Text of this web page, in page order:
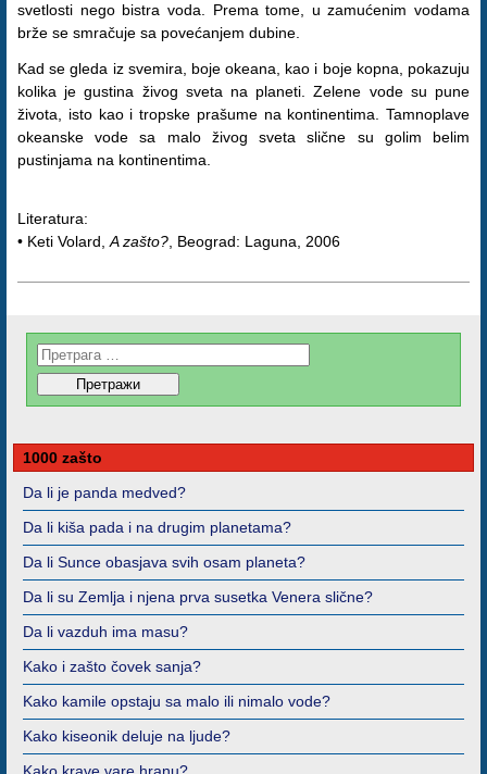
svetlosti nego bistra voda. Prema tome, u zamućenim vodama
brže se smračuje sa povećanjem dubine.
Kad se gleda iz svemira, boje okeana, kao i boje kopna, pokazuju
kolika je gustina živog sveta na planeti. Zelene vode su pune
života, isto kao i tropske prašume na kontinentima. Tamnoplave
okeanske vode sa malo živog sveta slične su golim belim
pustinjama na kontinentima.
Literatura:
• Keti Volard, A zašto? , Beograd: Laguna, 2006
1000 zašto
Da li je panda medved?
Da li kiša pada i na drugim planetama?
Da li Sunce obasjava svih osam planeta?
Da li su Zemlja i njena prva susetka Venera slične?
Da li vazduh ima masu?
Kako i zašto čovek sanja?
Kako kamile opstaju sa malo ili nimalo vode?
Kako kiseonik deluje na ljude?